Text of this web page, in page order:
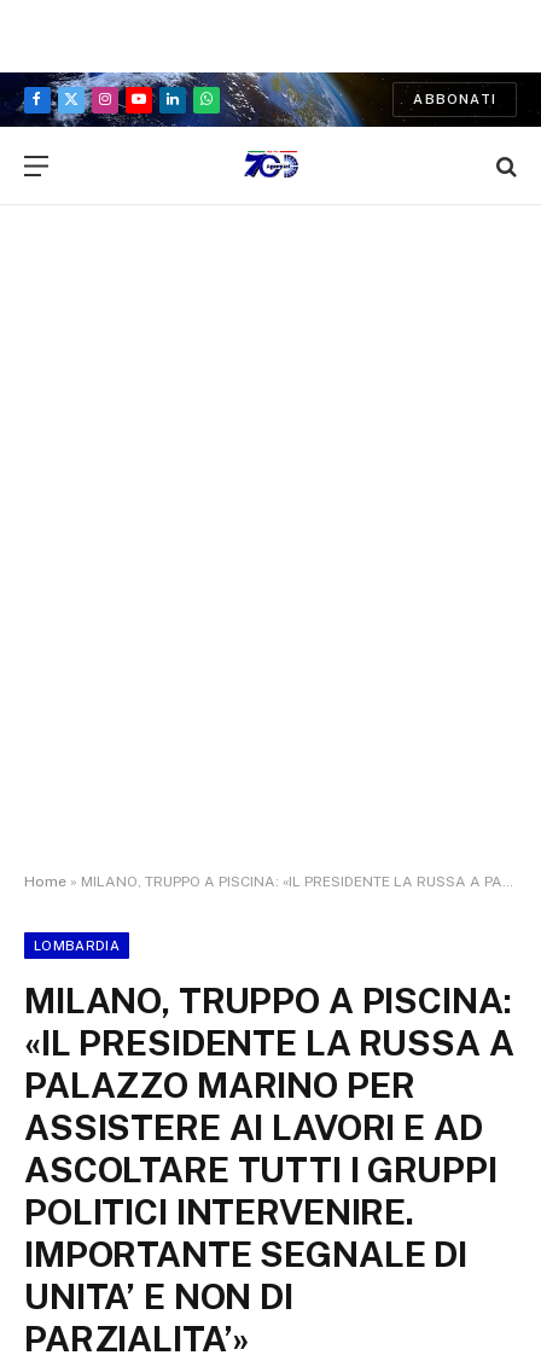
Facebook
X
Instagram
YouTubeLinkedInWhatsApp
ABBONATI
Home » MILANO, TRUPPO A PISCINA: «IL PRESIDENTE LA RUSSA A PALAZZO MARINO PER ASSISTERE AI LAVORI E AD ASCOLTARE TUTTI I GRUPPI POLITICI INTERVENIRE. IMPORTANTE SEGNALE DI UNITA’ E NON DI PARZIALITA’»
LOMBARDIA
MILANO, TRUPPO A PISCINA:
«IL PRESIDENTE LA RUSSA A
PALAZZO MARINO PER
ASSISTERE AI LAVORI E AD
ASCOLTARE TUTTI I GRUPPI
POLITICI INTERVENIRE.
IMPORTANTE SEGNALE DI
UNITA’ E NON DI
PARZIALITA’»